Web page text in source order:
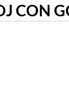
CON